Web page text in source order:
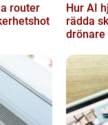
router
Hur AI
rädda
drönare